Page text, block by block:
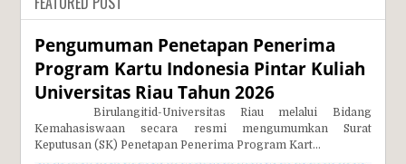
Pengumuman Penetapan Penerima
Program Kartu Indonesia Pintar Kuliah
Universitas Riau Tahun 2026
Birulangitid-Universitas Riau melalui Bidang
Kemahasiswaan secara resmi mengumumkan Surat
Keputusan (SK) Penetapan Penerima Program Kart...